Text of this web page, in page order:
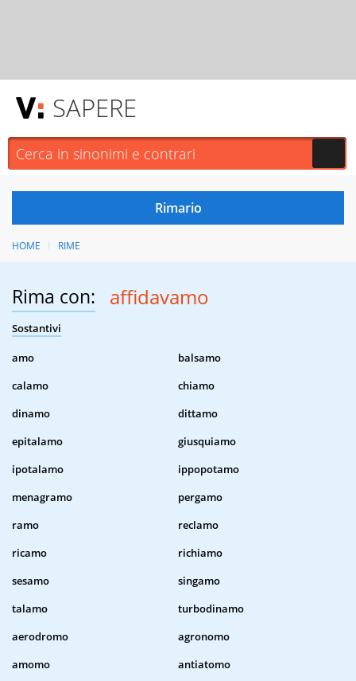
SAPERE
HOME RIME
Rima con: affidavamo
Sostantivi
amo
balsamo
calamo
chiamo
dinamo
dittamo
epitalamo
giusquiamo
ipotalamo
ippopotamo
menagramo
pergamo
ramo
reclamo
ricamo
richiamo
sesamo
singamo
talamo
turbodinamo
aerodromo
agronomo
amomo
antiatomo